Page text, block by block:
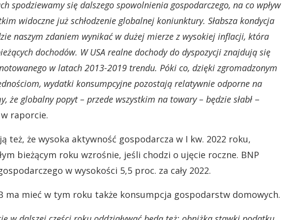
spodziewamy się dalszego spowolnienia gospodarczego, na co wpływ
widoczne już schłodzenie globalnej koniunktury. Słabsza kondycja
naszym zdaniem wynikać w dużej mierze z wysokiej inflacji, która
dochodów. W USA realne dochody do dyspozycji znajdują się
w latach 2013-2019 trendu. Póki co, dzięki zgromadzonym
wydatki konsumpcyjne pozostają relatywnie odporne na
że globalny popyt – przede wszystkim na towary – będzie słabł –
raporcie.
też, że wysoka aktywność gospodarcza w I kw. 2022 roku,
bieżącym roku wzrośnie, jeśli chodzi o ujęcie roczne. BNP
w wysokości 5,5 proc. za cały 2022.
ma mieć w tym roku także konsumpcja gospodarstw domowych.